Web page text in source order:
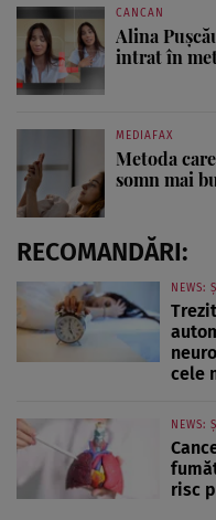
CANCAN
Alina
intrat în
MEDIAFAX
Metoda
somn mai
RECOMANDĂRI:
NEWS:
cele
NEWS:
risc